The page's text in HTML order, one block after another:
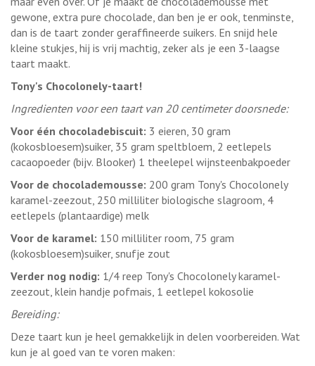
gewone, extra pure chocolade, dan ben je er ook, tenminste,
dan is de taart zonder geraffineerde suikers. En snijd hele
kleine stukjes, hij is vrij machtig, zeker als je een 3-laagse
taart maakt.
Tony's Chocolonely-taart!
Ingredienten voor een taart van 20 centimeter doorsnede:
Voor één chocoladebiscuit: 3 eieren, 30 gram
(kokosbloesem)suiker, 35 gram speltbloem, 2 eetlepels
cacaopoeder (bijv. Blooker) 1 theelepel wijnsteenbakpoeder
Voor de chocolademousse: 200 gram Tony's Chocolonely
karamel-zeezout, 250 milliliter biologische slagroom, 4
eetlepels (plantaardige) melk
Voor de karamel: 150 milliliter room, 75 gram
(kokosbloesem)suiker, snufje zout
Verder nog nodig: 1/4 reep Tony's Chocolonely karamel-
zeezout, klein handje pofmais, 1 eetlepel kokosolie
Bereiding:
Deze taart kun je heel gemakkelijk in delen voorbereiden. Wat
kun je al goed van te voren maken: